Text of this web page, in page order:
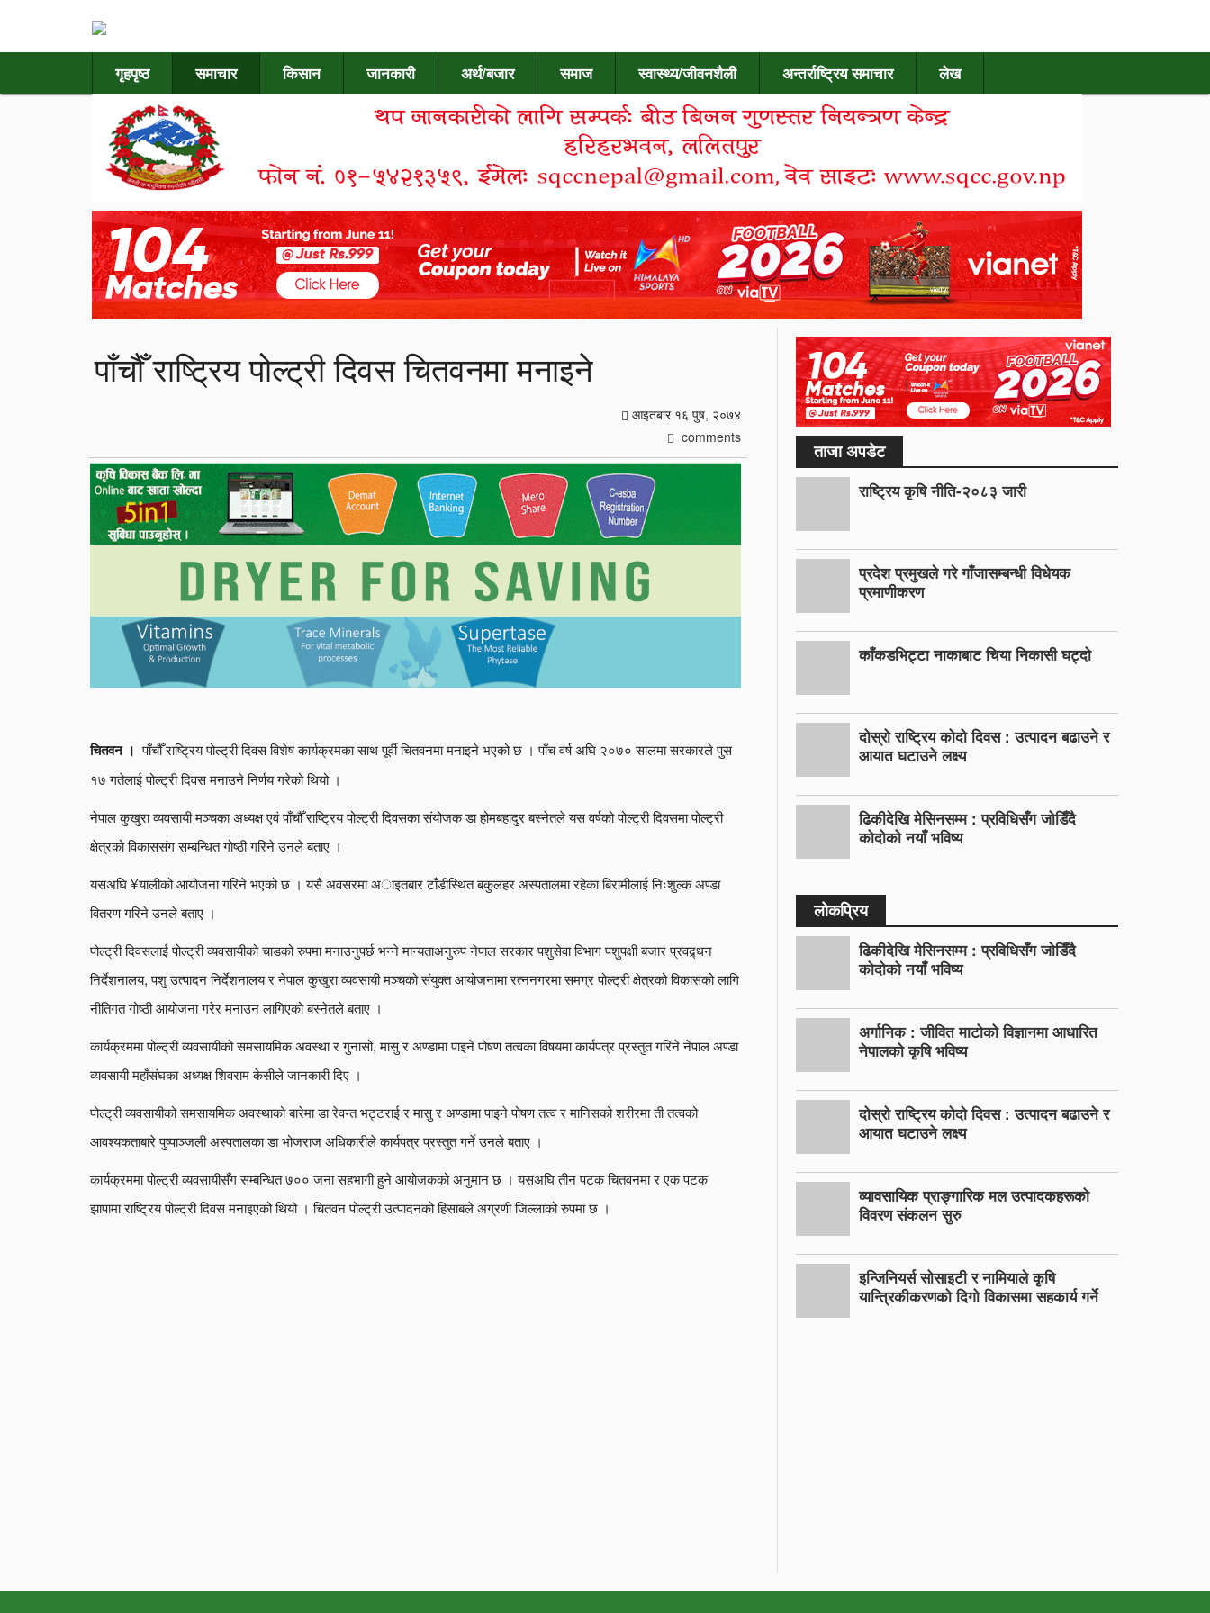
गृहपृष्ठ समाचार किसान जानकारी अर्थ/बजार समाज स्वास्थ्य/जीवनशैली अन्तर्राष्ट्रिय समाचार लेख
पाँचौँ राष्ट्रिय पोल्ट्री दिवस चितवनमा मनाइने
आइतबार १६ पुष, २०७४
comments
चितवन । पाँचौँ राष्ट्रिय पोल्ट्री दिवस विशेष कार्यक्रमका साथ पूर्वी चितवनमा मनाइने भएको छ । पाँच वर्ष अघि २०७० सालमा सरकारले पुस
१७ गतेलाई पोल्ट्री दिवस मनाउने निर्णय गरेको थियो ।
नेपाल कुखुरा व्यवसायी मञ्चका अध्यक्ष एवं पाँचौँ राष्ट्रिय पोल्ट्री दिवसका संयोजक डा होमबहादुर बस्नेतले यस वर्षको पोल्ट्री दिवसमा पोल्ट्री
क्षेत्रको विकाससंग सम्बन्धित गोष्ठी गरिने उनले बताए ।
यसअघि ¥यालीको आयोजना गरिने भएको छ । यसै अवसरमा अाइतबार टाँडीस्थित बकुलहर अस्पतालमा रहेका बिरामीलाई निःशुल्क अण्डा
वितरण गरिने उनले बताए ।
पोल्ट्री दिवसलाई पोल्ट्री व्यवसायीको चाडको रुपमा मनाउनुपर्छ भन्ने मान्यताअनुरुप नेपाल सरकार पशुसेवा विभाग पशुपक्षी बजार प्रवद्र्धन
निर्देशनालय, पशु उत्पादन निर्देशनालय र नेपाल कुखुरा व्यवसायी मञ्चको संयुक्त आयोजनामा रत्ननगरमा समग्र पोल्ट्री क्षेत्रको विकासको लागि
नीतिगत गोष्ठी आयोजना गरेर मनाउन लागिएको बस्नेतले बताए ।
कार्यक्रममा पोल्ट्री व्यवसायीको समसायमिक अवस्था र गुनासो, मासु र अण्डामा पाइने पोषण तत्वका विषयमा कार्यपत्र प्रस्तुत गरिने नेपाल अण्डा
व्यवसायी महाँसंघका अध्यक्ष शिवराम केसीले जानकारी दिए ।
पोल्ट्री व्यवसायीको समसायमिक अवस्थाको बारेमा डा रेवन्त भट्टराई र मासु र अण्डामा पाइने पोषण तत्व र मानिसको शरीरमा ती तत्वको
आवश्यकताबारे पुष्पाञ्जली अस्पतालका डा भोजराज अधिकारीले कार्यपत्र प्रस्तुत गर्ने उनले बताए ।
कार्यक्रममा पोल्ट्री व्यवसायीसँग सम्बन्धित ७०० जना सहभागी हुने आयोजकको अनुमान छ । यसअघि तीन पटक चितवनमा र एक पटक
झापामा राष्ट्रिय पोल्ट्री दिवस मनाइएको थियो । चितवन पोल्ट्री उत्पादनको हिसाबले अग्रणी जिल्लाको रुपमा छ ।
ताजा अपडेट
राष्ट्रिय कृषि नीति-२०८३ जारी
प्रदेश प्रमुखले गरे गाँजासम्बन्धी विधेयक
प्रमाणीकरण
काँकडभिट्टा नाकाबाट चिया निकासी घट्दो
दोस्रो राष्ट्रिय कोदो दिवस : उत्पादन बढाउने र
आयात घटाउने लक्ष्य
ढिकीदेखि मेसिनसम्म : प्रविधिसँग जोडिँदै
कोदोको नयाँ भविष्य
लोकप्रिय
ढिकीदेखि मेसिनसम्म : प्रविधिसँग जोडिँदै
कोदोको नयाँ भविष्य
अर्गानिक : जीवित माटोको विज्ञानमा आधारित
नेपालको कृषि भविष्य
दोस्रो राष्ट्रिय कोदो दिवस : उत्पादन बढाउने र
आयात घटाउने लक्ष्य
व्यावसायिक प्राङ्गारिक मल उत्पादकहरूको
विवरण संकलन सुरु
इन्जिनियर्स सोसाइटी र नामियाले कृषि
यान्त्रिकीकरणको दिगो विकासमा सहकार्य गर्ने